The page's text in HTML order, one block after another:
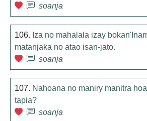
soanja
106. Iza no mahalala izay
matanjaka no atao isan-jato.
soanja
107. Nahoana no maniry manitra
tapia?
soanja